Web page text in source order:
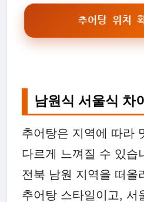
추어탕 위치
남원식 서울식 차
추어탕은 지역에 따라
다르게 느껴질 수 있습
전북 남원 지역을 떠올
추어탕 스타일이고, 서